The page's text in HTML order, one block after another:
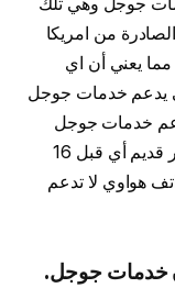
جوجل وهي تلك
من امريكا
شركة هواوي أي قبل 16 مايو 2019 , مما يعني أن اي
يدعم خدمات جوجل
خدمات جوجل
فعليك التوجه الى شراء هاتف هواوي إصدار قديم أي قبل 16
هواتف هواوي لا تدعم
خدمات جوجل.